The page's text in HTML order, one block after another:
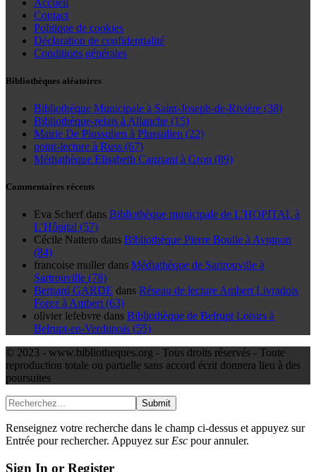
Contact
Politique de cookies
Déclaration de confidentialité
Conditions générales
Bibliothèques aléatoires
Bibliothèque Municipale à Saint-Joseph-de-Rivière (38)
Bibliothèque-relais à Allanche (15)
Mairie De Plussulien à Plussulien (22)
point-lecture à Russ (67)
Médiathèque Elisabeth Canziani à Gron (89)
Commentaires récents
Eva Scherf dans Bibliothèque municipale de L’HOPITAL à
L’Hôpital (57)
Cécile Nattero dans Bibliothèque Pierre Boulle à Avignon
(84)
francoise muller dans Médiathèque de Sartrouville à
Sartrouville (78)
Bernard GARDE dans Réseau de lecture Ambert Livradois
Forez à Ambert (63)
olivier lefebvre dans Bibliothèque de Belrupt Loisirs à
Belrupt-en-Verdunois (55)
© 2023 - www.bibliotheques.org - Tous droits réservés - Toute
reproduction totale ou partielle sans accord écrit donnera lieu à des
poursuites
Submit
Renseignez votre recherche dans le champ ci-dessus et appuyez sur
Entrée pour rechercher. Appuyez sur Esc pour annuler.
Sign In or Register